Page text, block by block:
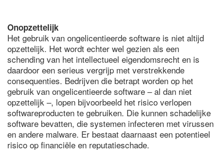
Onopzettelijk
Het gebruik van ongelicentieerde software is niet altijd
opzettelijk. Het wordt echter wel gezien als een
schending van het intellectueel eigendomsrecht en is
daardoor een serieus vergrijp met verstrekkende
consequenties. Bedrijven die betrapt worden op het
gebruik van ongelicentieerde software – al dan niet
opzettelijk –, lopen bijvoorbeeld het risico verlopen
softwareproducten te gebruiken. Die kunnen schadelijke
software bevatten, die systemen infecteren met virussen
en andere malware. Er bestaat daarnaast een potentieel
risico op financiële en reputatieschade.